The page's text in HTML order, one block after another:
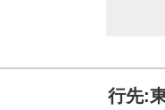
行先: